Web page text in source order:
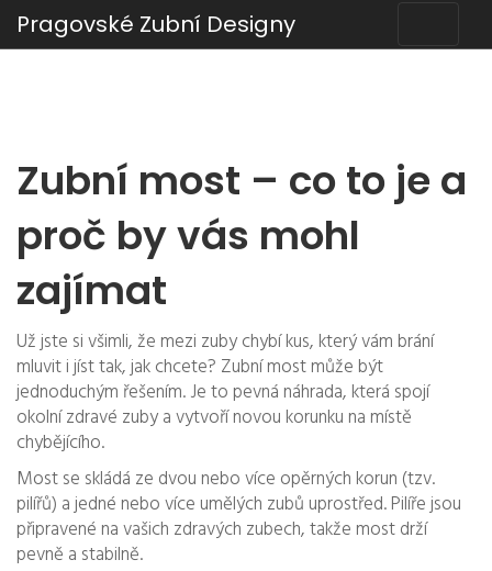
Pragovské Zubní Designy
Zubní most – co to je a
proč by vás mohl
zajímat
Už jste si všimli, že mezi zuby chybí kus, který vám brání
mluvit i jíst tak, jak chcete? Zubní most může být
jednoduchým řešením. Je to pevná náhrada, která spojí
okolní zdravé zuby a vytvoří novou korunku na místě
chybějícího.
Most se skládá ze dvou nebo více opěrných korun (tzv.
pilířů) a jedné nebo více umělých zubů uprostřed. Pilíře jsou
připravené na vašich zdravých zubech, takže most drží
pevně a stabilně.